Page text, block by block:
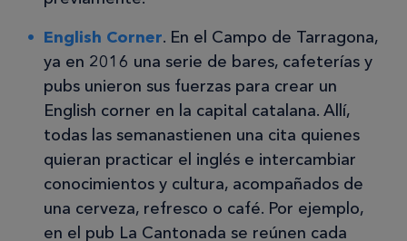
English Corner. En el Campo de Tarragona,
ya en 2016 una serie de bares, cafeterías y
pubs unieron sus fuerzas para crear un
English corner en la capital catalana. Allí,
todas las semanastienen una cita quienes
quieran practicar el inglés e intercambiar
conocimientos y cultura, acompañados de
una cerveza, refresco o café. Por ejemplo,
en el pub La Cantonada se reúnen cada